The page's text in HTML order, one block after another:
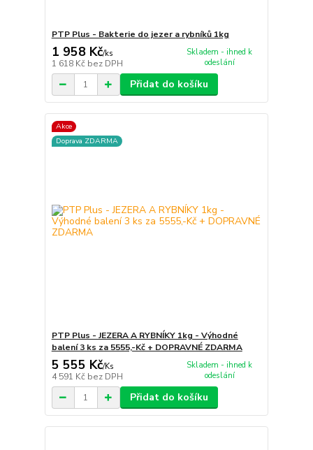
PTP Plus - Bakterie do jezer a rybníků 1kg
1 958 Kč/ks
1 618 Kč bez DPH
Skladem - ihned k
odeslání
Přidat do košíku
Akce
Doprava ZDARMA
PTP Plus - JEZERA A RYBNÍKY 1kg - Výhodné
balení 3 ks za 5555,-Kč + DOPRAVNÉ ZDARMA
5 555 Kč/Ks
4 591 Kč bez DPH
Skladem - ihned k
odeslání
Přidat do košíku